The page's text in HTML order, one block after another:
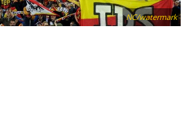
NC/watermark